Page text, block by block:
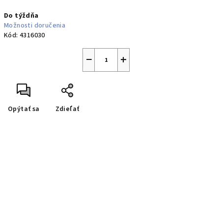
cena:
Do týždňa
Možnosti doručenia
Kód: 4316030
+
−
Opýtať sa Zdieľať